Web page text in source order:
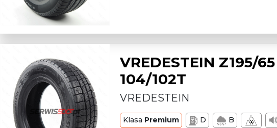
VREDESTEIN Z195/
104/102T
VREDESTEIN
Klasa Premium D B